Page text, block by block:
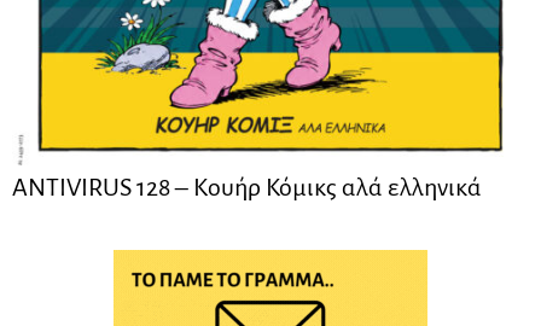
ANTIVIRUS 128 – Kουήρ Κόμικς αλά ελληνικά